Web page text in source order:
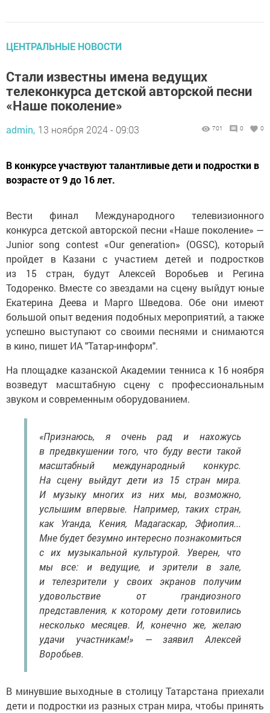
ЦЕНТРАЛЬНЫЕ НОВОСТИ
Стали известны имена ведущих
телеконкурса детской авторской песни
«Наше поколение»
admin, 13 ноября 2024 - 09:03 701 0 0
В конкурсе участвуют талантливые дети и подростки в
возрасте от 9 до 16 лет.
Вести финал Международного телевизионного
конкурса детской авторской песни «Наше поколение» —
Junior song contest «Our generation» (OGSC), который
пройдет в Казани с участием детей и подростков
из 15 стран, будут Алексей Воробьев и Регина
Тодоренко. Вместе со звездами на сцену выйдут юные
Екатерина Деева и Марго Шведова. Обе они имеют
большой опыт ведения подобных мероприятий, а также
успешно выступают со своими песнями и снимаются
в кино, пишет ИА "Татар-информ".
На площадке казанской Академии тенниса к 16 ноября
возведут масштабную сцену с профессиональным
звуком и современным оборудованием.
«Признаюсь, я очень рад и нахожусь
в предвкушении того, что буду вести такой
масштабный международный конкурс.
На сцену выйдут дети из 15 стран мира.
И музыку многих из них мы, возможно,
услышим впервые. Например, таких стран,
как Уганда, Кения, Мадагаскар, Эфиопия...
Мне будет безумно интересно познакомиться
с их музыкальной культурой. Уверен, что
мы все: и ведущие, и зрители в зале,
и телезрители у своих экранов получим
удовольствие от грандиозного
представления, к которому дети готовились
несколько месяцев. И, конечно же, желаю
удачи участникам!» — заявил Алексей
Воробьев.
В минувшие выходные в столицу Татарстана приехали
дети и подростки из разных стран мира, чтобы принять